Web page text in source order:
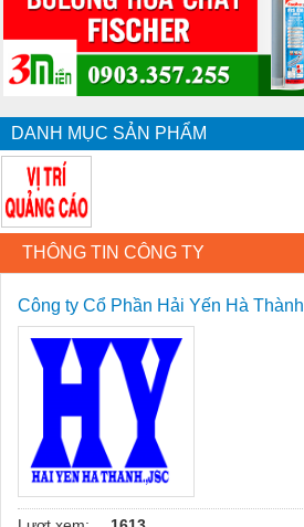
DANH MỤC SẢN PHẨM
THÔNG TIN CÔNG TY
Công ty Cổ Phần Hải Yến Hà Thành